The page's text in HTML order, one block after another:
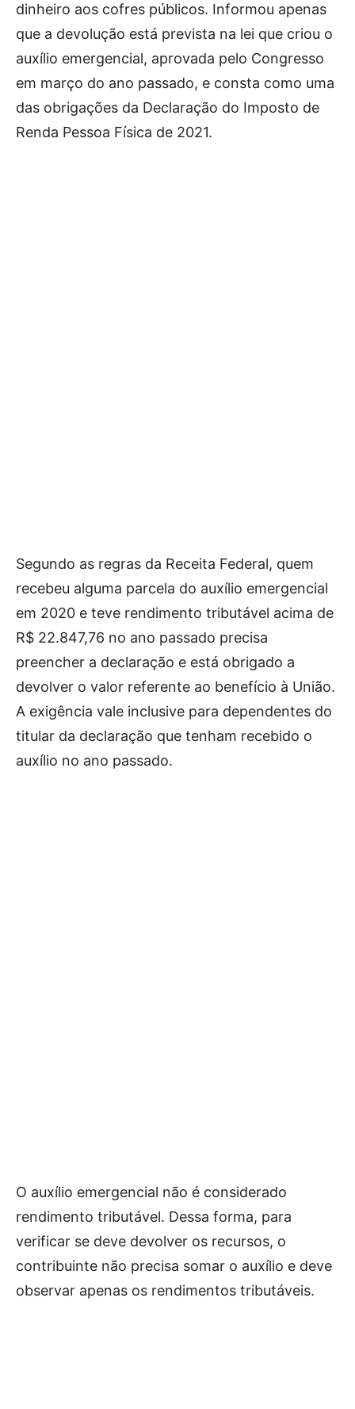
dinheiro aos cofres públicos. Informou apenas
que a devolução está prevista na lei que criou o
auxílio emergencial, aprovada pelo Congresso
em março do ano passado, e consta como uma
das obrigações da Declaração do Imposto de
Renda Pessoa Física de 2021.
Segundo as regras da Receita Federal, quem
recebeu alguma parcela do auxílio emergencial
em 2020 e teve rendimento tributável acima de
R$ 22.847,76 no ano passado precisa
preencher a declaração e está obrigado a
devolver o valor referente ao benefício à União.
A exigência vale inclusive para dependentes do
titular da declaração que tenham recebido o
auxílio no ano passado.
O auxílio emergencial não é considerado
rendimento tributável. Dessa forma, para
verificar se deve devolver os recursos, o
contribuinte não precisa somar o auxílio e deve
observar apenas os rendimentos tributáveis.